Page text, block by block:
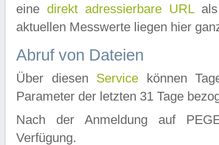
eine direkt adressierbare URLals
aktuellen Messwerte liegen hier
Abruf von Dateien
Über diesen Service können
Parameter der letzten 31 Tage
Nach der Anmeldung auf
Verfügung.